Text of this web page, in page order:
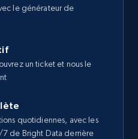
le générateur de
un ticket et nous le
quotidiennes, avec les
de Bright Data derrière